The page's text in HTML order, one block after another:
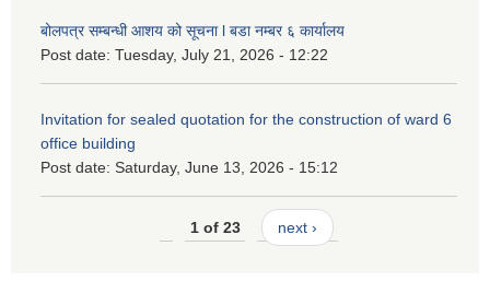
बोलपत्र सम्बन्धी आशय को सूचना l बडा नम्बर ६ कार्यालय
Post date: Tuesday, July 21, 2026 - 12:22
Invitation for sealed quotation for the construction of ward 6
office building
Post date: Saturday, June 13, 2026 - 15:12
1 of 23 next ›